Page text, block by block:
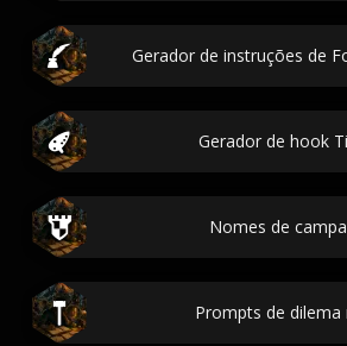
Gerador de instruções de
Gerador de hook
Nomes de
Prompts de dilema